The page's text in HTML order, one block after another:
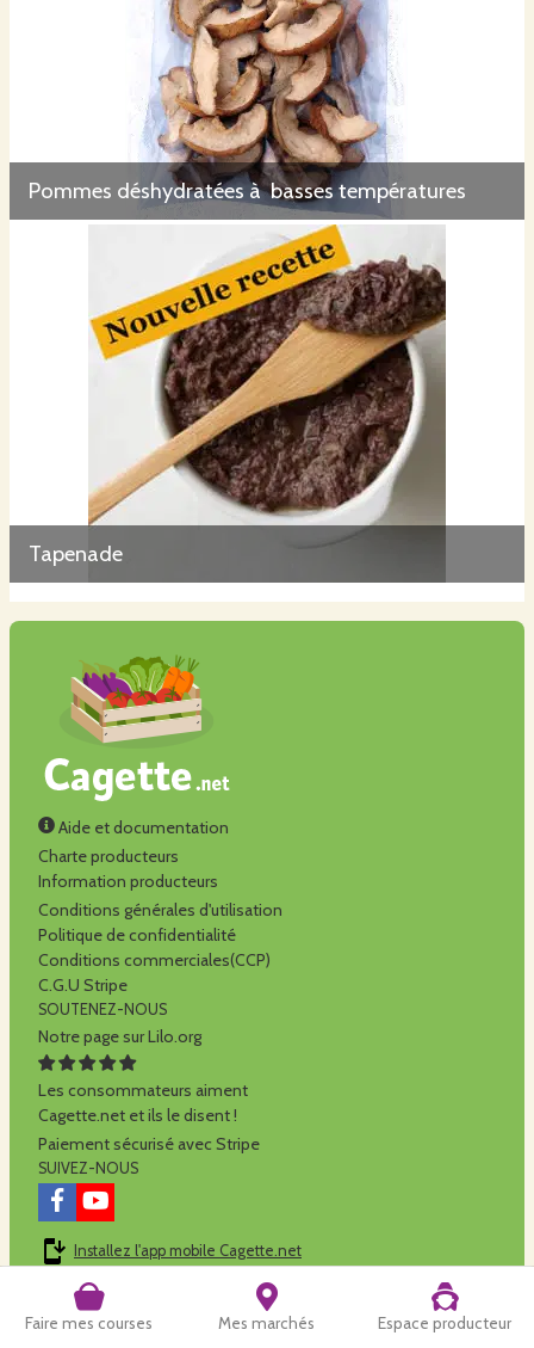
Faire mes courses Mes marchés Espace producteur
Pommes déshydratées à basses températures
Tapenade
Aide et documentation
Charte producteurs
Information producteurs
Conditions générales d'utilisation
Politique de confidentialité
Conditions commerciales(CCP)
C.G.U Stripe
SOUTENEZ-NOUS
Notre page sur Lilo.org
Les consommateurs aiment
Cagette.net et ils le disent !
Paiement sécurisé avec Stripe
SUIVEZ-NOUS
Installez l'app mobile Cagette.net
Cagette.net est réalisé par la SCOP Alilo